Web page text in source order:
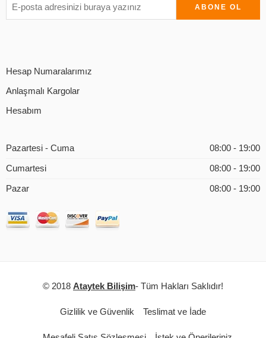
Hesap Numaralarımız
Anlaşmalı Kargolar
Hesabım
Pazartesi - Cuma 08:00 - 19:00
Cumartesi 08:00 - 19:00
Pazar 08:00 - 19:00
© 2018 Ataytek Bilişim- Tüm Hakları Saklıdır!
Gizlilik ve Güvenlik Teslimat ve İade